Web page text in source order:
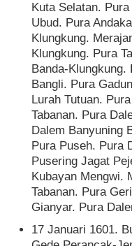
Kuta Selatan.
Ubud. Pura
Klungkung.
Klungkung. Pura
Banda-Klungkung.
Bangli. Pura
Lurah Tutuan.
Tabanan. Pura
Dalem Banyuning
Pura Puseh. Pura
Pusering Jagat
Kubayan Mengwi.
Tabanan. Pura
Gianyar. Pura
17 Januari 1601.